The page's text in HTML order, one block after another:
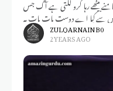
بیٹھے رہا کرو لگتی ہے آگ جس
سے کیا اے دوست بات بات پہ
ZULQARNAIN B0
2 YEARS AGO